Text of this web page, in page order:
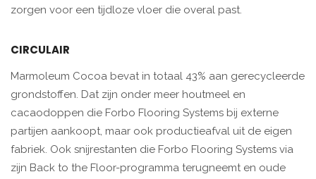
zorgen voor een tijdloze vloer die overal past.
CIRCULAIR
Marmoleum Cocoa bevat in totaal 43% aan gerecycleerde
grondstoffen. Dat zijn onder meer houtmeel en
cacaodoppen die Forbo Flooring Systems bij externe
partijen aankoopt, maar ook productieafval uit de eigen
fabriek. Ook snijrestanten die Forbo Flooring Systems via
zijn Back to the Floor-programma terugneemt en oude